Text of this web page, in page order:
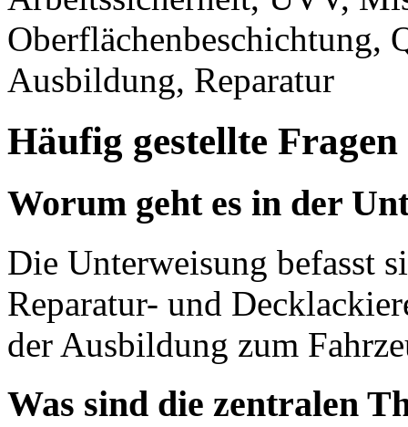
Oberflächenbeschichtung,
Ausbildung, Reparatur
Häufig gestellte Fragen
Worum geht es in der
Die Unterweisung befasst
Reparatur- und
der Ausbildung zum
Was sind die zentralen